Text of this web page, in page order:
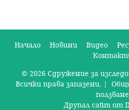
с
Начало Новини Видео
© 2026 Сдружение за
Всички права запазени. |
ползване
Друпал сайт от